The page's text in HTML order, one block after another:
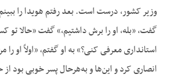
وزیر کشور، درست است. بعد رفتم هویدا را
گفت، «بله، او را برش داشتیم،» گفت «حالا تو
استانداری معرفی کنی؟» به او گفتم، «اولاً او را
انصاری کرد و این‌ها و به‌هرحال پسر خوبی بود از